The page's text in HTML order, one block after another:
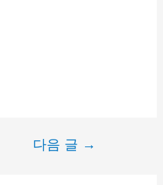
다음 글 →